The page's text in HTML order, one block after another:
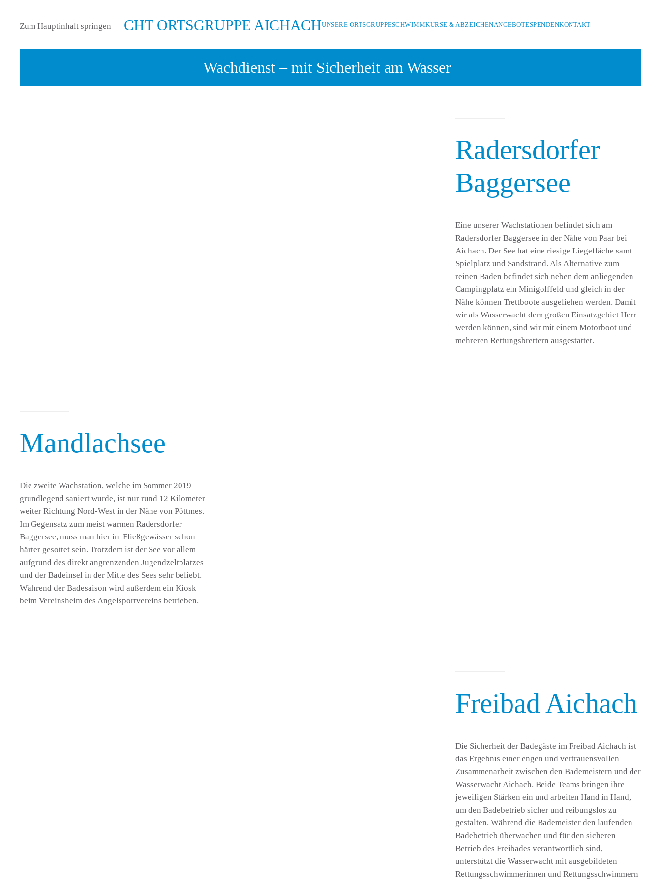
Zum Hauptinhalt springen UNSERE ORTSGRUPPESCHWIMMKURSE & ABZEICHENANGEBOTESPENDENKONTAKT
Wachdienst – mit Sicherheit am Wasser
Radersdorfer
Baggersee
Eine unserer Wachstationen befindet sich am
Radersdorfer Baggersee in der Nähe von Paar bei
Aichach. Der See hat eine riesige Liegefläche samt
Spielplatz und Sandstrand. Als Alternative zum
reinen Baden befindet sich neben dem anliegenden
Campingplatz ein Minigolffeld und gleich in der
Nähe können Trettboote ausgeliehen werden. Damit
wir als Wasserwacht dem großen Einsatzgebiet Herr
werden können, sind wir mit einem Motorboot und
mehreren Rettungsbrettern ausgestattet.
Mandlachsee
Die zweite Wachstation, welche im Sommer 2019
grundlegend saniert wurde, ist nur rund 12 Kilometer
weiter Richtung Nord-West in der Nähe von Pöttmes.
Im Gegensatz zum meist warmen Radersdorfer
Baggersee, muss man hier im Fließgewässer schon
härter gesottet sein. Trotzdem ist der See vor allem
aufgrund des direkt angrenzenden Jugendzeltplatzes
und der Badeinsel in der Mitte des Sees sehr beliebt.
Während der Badesaison wird außerdem ein Kiosk
beim Vereinsheim des Angelsportvereins betrieben.
Freibad Aichach
Die Sicherheit der Badegäste im Freibad Aichach ist
das Ergebnis einer engen und vertrauensvollen
Zusammenarbeit zwischen den Bademeistern und der
Wasserwacht Aichach. Beide Teams bringen ihre
jeweiligen Stärken ein und arbeiten Hand in Hand,
um den Badebetrieb sicher und reibungslos zu
gestalten. Während die Bademeister den laufenden
Badebetrieb überwachen und für den sicheren
Betrieb des Freibades verantwortlich sind,
unterstützt die Wasserwacht mit ausgebildeten
Rettungsschwimmerinnen und Rettungsschwimmern